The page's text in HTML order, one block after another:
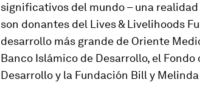
significativos del mundo – una
son donantes del Lives & Livelihoods
desarrollo más grande de Oriente
Banco Islámico de Desarrollo, el
Desarrollo y la Fundación Bill y